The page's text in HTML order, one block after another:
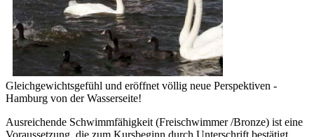
Gleichgewichtsgefühl und eröffnet völlig neue Perspektiven -
Hamburg von der Wasserseite!
Ausreichende Schwimmfähigkeit (Freischwimmer /Bronze) ist eine